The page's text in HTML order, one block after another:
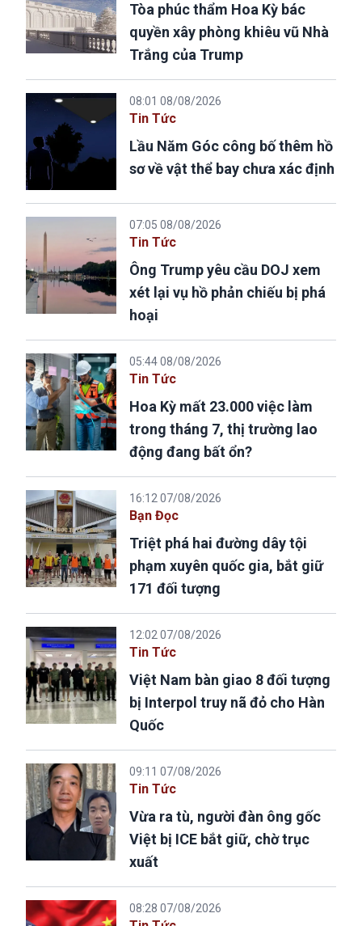
Tòa phúc thẩm Hoa Kỳ bác
quyền xây phòng khiêu vũ Nhà
Trắng của Trump
08:01 08/08/2026
Tin Tức
Lầu Năm Góc công bố thêm hồ
sơ về vật thể bay chưa xác định
07:05 08/08/2026
Tin Tức
Ông Trump yêu cầu DOJ xem
xét lại vụ hồ phản chiếu bị phá
hoại
05:44 08/08/2026
Tin Tức
Hoa Kỳ mất 23.000 việc làm
trong tháng 7, thị trường lao
động đang bất ổn?
16:12 07/08/2026
Bạn Đọc
Triệt phá hai đường dây tội
phạm xuyên quốc gia, bắt giữ
171 đối tượng
12:02 07/08/2026
Tin Tức
Việt Nam bàn giao 8 đối tượng
bị Interpol truy nã đỏ cho Hàn
Quốc
09:11 07/08/2026
Tin Tức
Vừa ra tù, người đàn ông gốc
Việt bị ICE bắt giữ, chờ trục
xuất
08:28 07/08/2026